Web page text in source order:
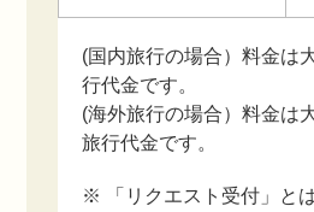
(国内旅行の場合）料金は
行代金です。
(海外旅行の場合）料金は
旅行代金です。
※ 「リクエスト受付」と